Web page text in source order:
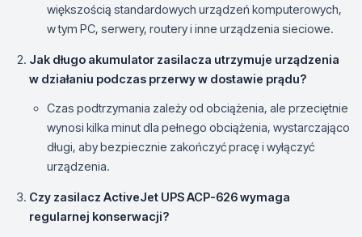
większością standardowych urządzeń komputerowych,
w tym PC, serwery, routery i inne urządzenia sieciowe.
Jak długo akumulator zasilacza utrzymuje urządzenia
w działaniu podczas przerwy w dostawie prądu?
Czas podtrzymania zależy od obciążenia, ale przeciętnie
wynosi kilka minut dla pełnego obciążenia, wystarczająco
długi, aby bezpiecznie zakończyć pracę i wyłączyć
urządzenia.
Czy zasilacz ActiveJet UPS ACP-626 wymaga
regularnej konserwacji?